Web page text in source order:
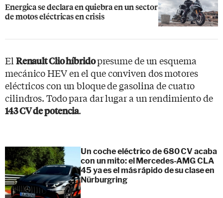
Energica se declara en quiebra en un sector
de motos eléctricas en crisis
El Renault Clio híbridopresume de un esquema
mecánico HEV en el que conviven dos motores
eléctricos con un bloque de gasolina de cuatro
cilindros. Todo para dar lugar a un rendimiento de
143 CV de potencia.
Un coche eléctrico de 680 CV acaba
con un mito: el Mercedes-AMG CLA
45 ya es el más rápido de su clase en
Nürburgring